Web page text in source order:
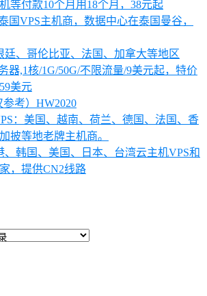
等付款10个月用18个月，38元起
国VPS主机商，数据中心在泰国曼谷，
廷、哥伦比亚、法国、加拿大等地区
器,1核/1G/50G/不限流量/9美元起，特价
美元
考）HW2020
：美国、越南、荷兰、德国、法国、香
披等地老牌主机商。
、韩国、美国、日本、台湾云主机VPS和
，提供CN2线路